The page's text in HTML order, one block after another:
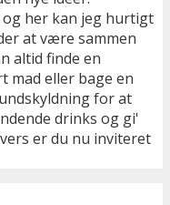
her kan jeg hurtigt
at være sammen
altid finde en
mad eller bage en
for at
drinks og gi'
er du nu inviteret